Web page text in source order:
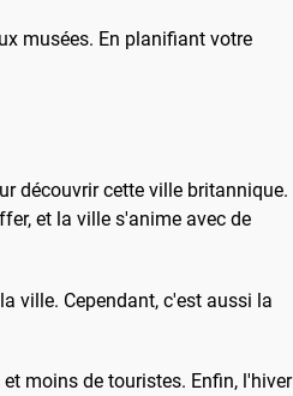
musées. En planifiant votre
découvrir cette ville britannique.
et la ville s'anime avec de
ville. Cependant, c'est aussi la
moins de touristes. Enfin, l'hiver